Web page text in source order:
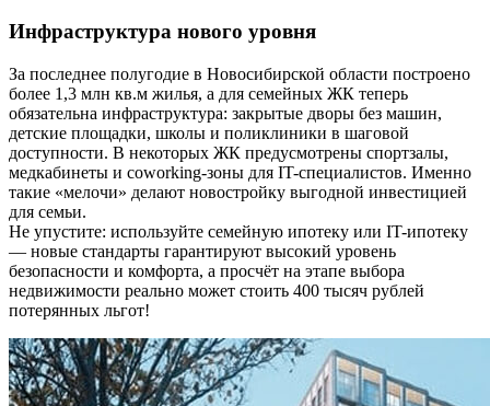
Инфраструктура нового уровня
За последнее полугодие в Новосибирской области построено
более 1,3 млн кв.м жилья, а для семейных ЖК теперь
обязательна инфраструктура: закрытые дворы без машин,
детские площадки, школы и поликлиники в шаговой
доступности. В некоторых ЖК предусмотрены спортзалы,
медкабинеты и coworking-зоны для IT-специалистов. Именно
такие «мелочи» делают новостройку выгодной инвестицией
для семьи.
Не упустите: используйте семейную ипотеку или IT-ипотеку
— новые стандарты гарантируют высокий уровень
безопасности и комфорта, а просчёт на этапе выбора
недвижимости реально может стоить 400 тысяч рублей
потерянных льгот!